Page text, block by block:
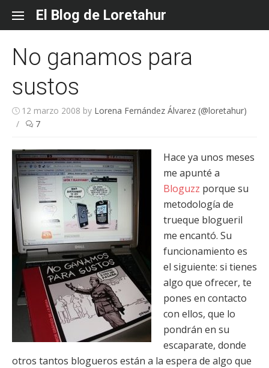
content
El Blog de Loretahur
No ganamos para
sustos
12 marzo 2008 by Lorena Fernández Álvarez (@loretahur)
/
7
Hace ya unos meses
me apunté a
Bloguzz porque su
metodología de
trueque blogueril
me encantó. Su
funcionamiento es
el siguiente: si tienes
algo que ofrecer, te
pones en contacto
con ellos, que lo
pondrán en su
escaparate, donde
otros tantos blogueros están a la espera de algo que